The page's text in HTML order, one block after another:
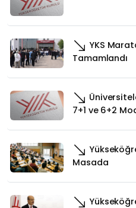
YKS
Tamamlandı
7+1 ve 6+2
Masada